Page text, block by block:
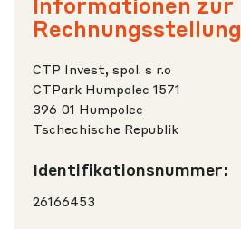
Rechnungsstellung
CTP Invest, spol. s r.o
CTPark Humpolec 1571
396 01 Humpolec
Tschechische Republik
Identifikationsnummer:
26166453